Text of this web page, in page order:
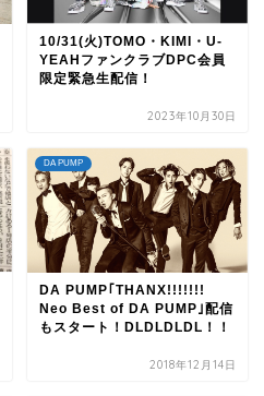
10/31(火)TOMO・KIMI・U-
YEAHファンクラブDPC会員
限定緊急生配信！
2023年10月30日
DA PUMP
DA PUMP｢THANX!!!!!!!
Neo Best of DA PUMP｣配信
もスタート！DLDLDLDL！！
2018年12月14日